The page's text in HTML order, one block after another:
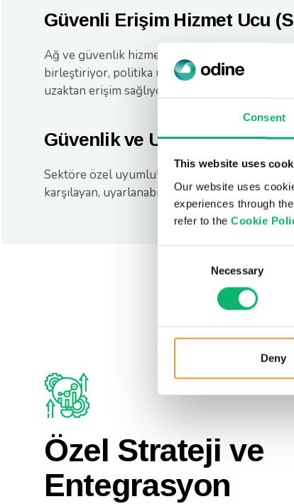
Consent
This website uses
Our website uses
experiences through
refer to the Cookie
Necessary
Deny
Güvenli Erişim Hizmet Ucu
Ağ ve güvenlik hizmetlerini bulut üzerinden
birleştiriyor, politika uygulamalarını tutarlı
uzaktan erişim sağlıyor ve kullanıcı
Güvenlik ve Uyumluluk
Sektöre özel uyumluluk gereksinimlerini ve
karşılayan, uyarlanabilir güvenlik çerçeveleri
Özel Strateji ve
Entegrasyon